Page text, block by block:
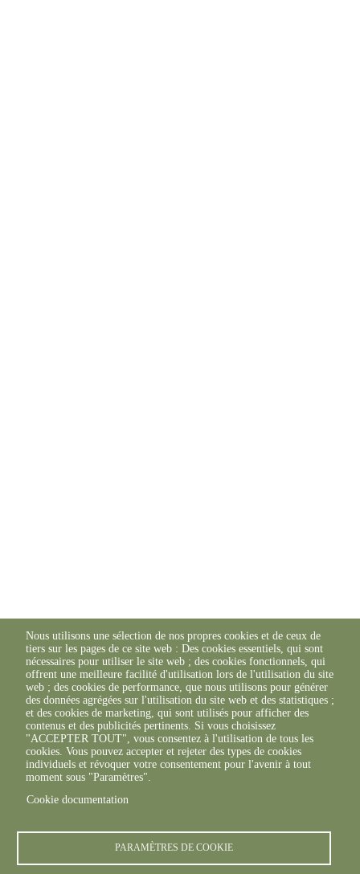
Nous utilisons une sélection de nos propres cookies et de ceux de
tiers sur les pages de ce site web : Des cookies essentiels, qui sont
nécessaires pour utiliser le site web ; des cookies fonctionnels, qui
offrent une meilleure facilité d'utilisation lors de l'utilisation du site
web ; des cookies de performance, que nous utilisons pour générer
des données agrégées sur l'utilisation du site web et des statistiques ;
et des cookies de marketing, qui sont utilisés pour afficher des
contenus et des publicités pertinents. Si vous choisissez
"ACCEPTER TOUT", vous consentez à l'utilisation de tous les
cookies. Vous pouvez accepter et rejeter des types de cookies
individuels et révoquer votre consentement pour l'avenir à tout
moment sous "Paramètres".
Cookie documentation
PARAMÈTRES DE COOKIE